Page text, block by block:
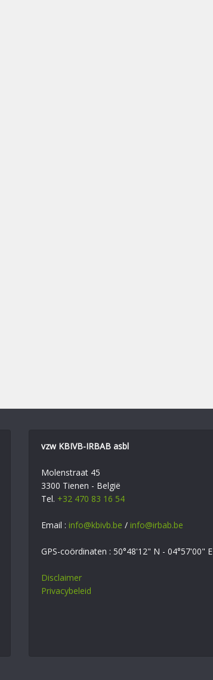
vzw KBIVB-IRBAB asbl
Molenstraat 45
3300 Tienen - België
Tel. +32 470 83 16 54
Email : info@kbivb.be / info@irbab.be
GPS-coördinaten : 50°48'12" N - 04°57'00" E
Disclaimer
Privacybeleid